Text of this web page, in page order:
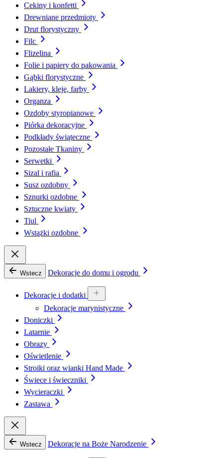
Cekiny i konfetti
Drewniane przedmioty
Drut florystyczny
Filc
Flizelina
Folie i papiery do pakowania
Gąbki florystyczne
Lakiery, kleje, farby
Organza
Ozdoby styropianowe
Piórka dekoracyjne
Podkłady świąteczne
Pozostałe Tkaniny
Serwetki
Sizal i rafia
Susz ozdobny
Sznurki ozdobne
Sztuczne kwiaty
Tiul
Wstążki ozdobne
Wstecz Dekoracje do domu i ogrodu
Dekoracje i dodatki
Dekoracje marynistyczne
Doniczki
Latarnie
Obrazy
Oświetlenie
Stroiki oraz wianki Hand Made
Świece i świeczniki
Wycieraczki
Zastawa
Wstecz Dekoracje na Boże Narodzenie